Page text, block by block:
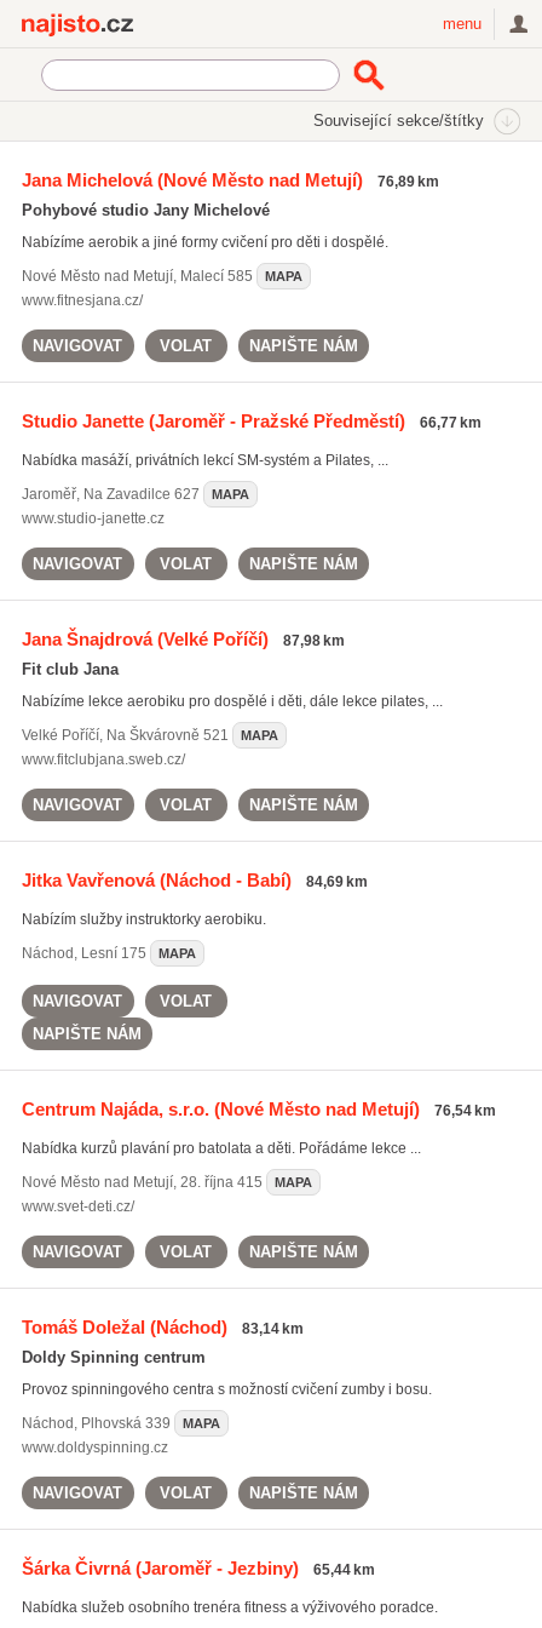
menu
Související sekce/štítky
Aerobic (138)
Pilates (45)
Jana Michelová(Nové Město nad Metují) 76,89 km
Pohybové studio Jany Michelové
Nabízíme aerobik a jiné formy cvičení pro děti i dospělé.
Nové Město nad Metují, Malecí 585 MAPA
www.fitnesjana.cz/
NAVIGOVAT VOLAT NAPIŠTE NÁM
Studio Janette(Jaroměř - Pražské Předměstí) 66,77 km
Nabídka masáží, privátních lekcí SM-systém a Pilates, ...
Jaroměř, Na Zavadilce 627 MAPA
www.studio-janette.cz
NAVIGOVAT VOLAT NAPIŠTE NÁM
Jana Šnajdrová(Velké Poříčí) 87,98 km
Fit club Jana
Nabízíme lekce aerobiku pro dospělé i děti, dále lekce pilates, ...
Velké Poříčí, Na Škvárovně 521 MAPA
www.fitclubjana.sweb.cz/
NAVIGOVAT VOLAT NAPIŠTE NÁM
Jitka Vavřenová(Náchod - Babí) 84,69 km
Nabízím služby instruktorky aerobiku.
Náchod , Lesní 175 MAPA
NAVIGOVAT
VOLAT
NAPIŠTE NÁM
Centrum Najáda, s.r.o.(Nové Město nad Metují) 76,54 km
Nabídka kurzů plavání pro batolata a děti. Pořádáme lekce ...
Nové Město nad Metují, 28. října 415 MAPA
www.svet-deti.cz/
NAVIGOVAT VOLAT NAPIŠTE NÁM
Tomáš Doležal(Náchod) 83,14 km
Doldy Spinning centrum
Provoz spinningového centra s možností cvičení zumby i bosu.
Náchod , Plhovská 339 MAPA
www.doldyspinning.cz
NAVIGOVAT VOLAT NAPIŠTE NÁM
Šárka Čivrná(Jaroměř - Jezbiny) 65,44 km
Nabídka služeb osobního trenéra fitness a výživového poradce.